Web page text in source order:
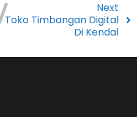
Next
Toko Timbangan Digital
Di Kendal